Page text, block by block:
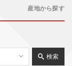
産地から探す
検索